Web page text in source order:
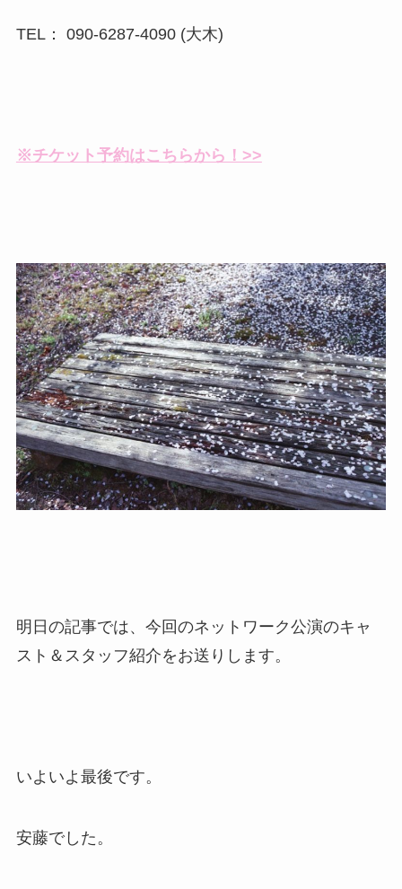
TEL： 090-6287-4090 (大木)
※チケット予約はこちらから！>>
明日の記事では、今回のネットワーク公演のキャ
スト＆スタッフ紹介をお送りします。
いよいよ最後です。
安藤でした。